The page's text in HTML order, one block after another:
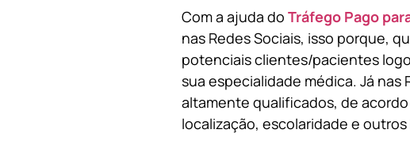
Com a ajuda do Tráfego Pago
nas Redes Sociais, isso porque,
potenciais clientes/pacientes
sua especialidade médica. Já
altamente qualificados, de
localização, escolaridade e